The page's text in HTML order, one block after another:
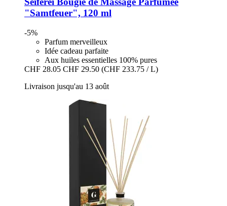
"Samtfeuer", 120 ml
-5%
Parfum merveilleux
Idée cadeau parfaite
Aux huiles essentielles 100% pures
CHF 28.05 CHF 29.50 (CHF 233.75 / L)
Livraison jusqu'au 13 août